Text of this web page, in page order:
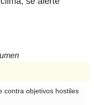
contra objetivos hostiles